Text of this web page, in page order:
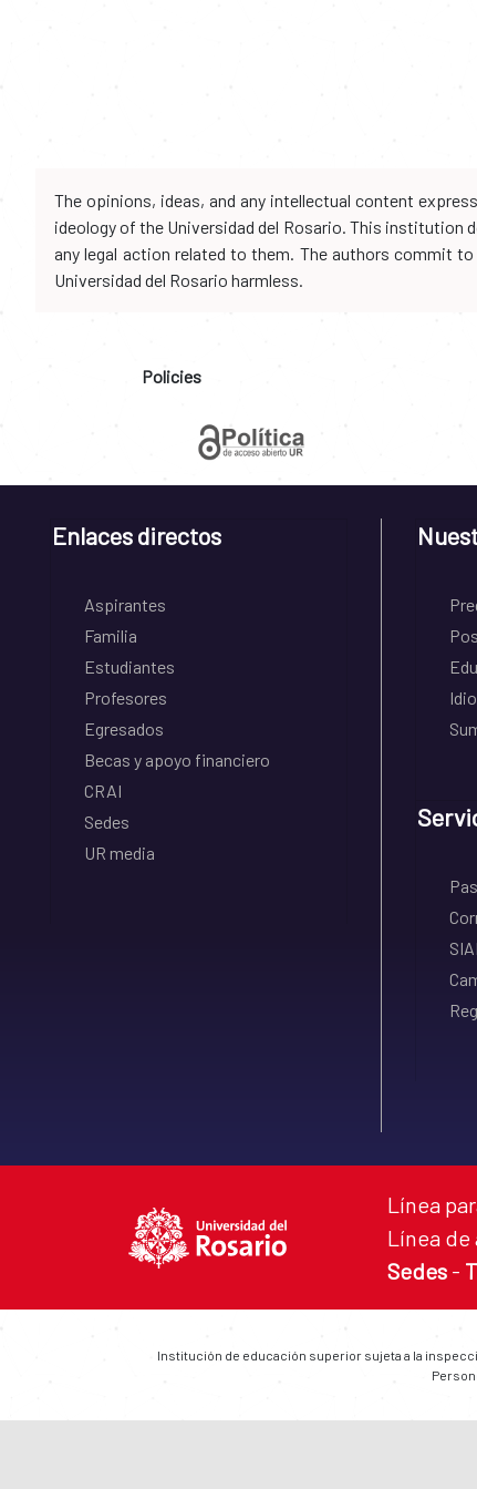
The opinions, ideas, and any intellectual content
ideology of the Universidad del Rosario. This institution
any legal action related to them. The authors commit
Universidad del Rosario harmless.
Policies
Enlaces directos
Aspirantes
Familia
Estudiantes
Profesores
Egresados
Becas y apoyo financiero
CRAI
Sedes
UR media
Línea
Línea de
Sedes -
Institución de educación superior sujeta a la